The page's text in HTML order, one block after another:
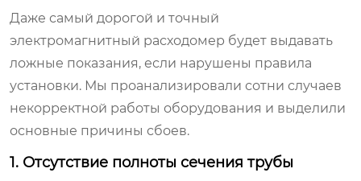
Даже самый дорогой и точный
электромагнитный расходомер будет выдавать
ложные показания, если нарушены правила
установки. Мы проанализировали сотни случаев
некорректной работы оборудования и выделили
основные причины сбоев.
1. Отсутствие полноты сечения трубы